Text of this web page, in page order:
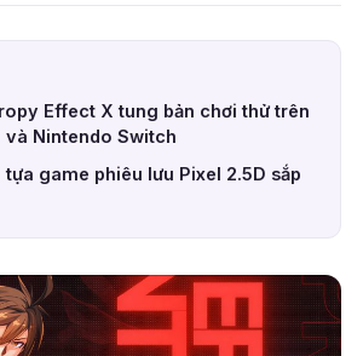
Effect X tung bản chơi thử trên
và Nintendo Switch
tựa game phiêu lưu Pixel 2.5D sắp